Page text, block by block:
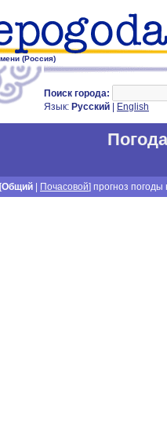
(Россия)
Поиск города:
Язык: Русский English
[Общий Почасовой] прогноз погоды